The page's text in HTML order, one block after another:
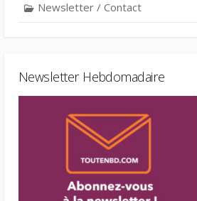
Newsletter / Contact
Newsletter Hebdomadaire